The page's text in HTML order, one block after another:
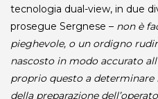
tecnologia dual-view, in due
prosegue Sergnese – non è
pieghevole, o un ordigno
nascosto in modo accurato
proprio questo a
della preparazione